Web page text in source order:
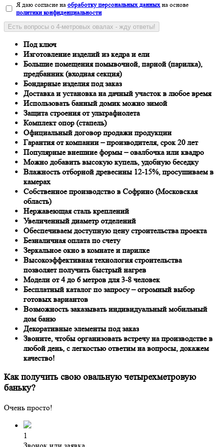
Я даю согласие на обработку персональных данных на основе
политики конфиденциальности
Есть вопросы о 4-метровых овалах - жду ответы!
Под ключ
Изготовление изделий из кедра и ели
Большие помещения помывочной, парной (парилка),
предбанник (входная секция)
Бондарные изделия под заказ
Доставка и установка на дачный участок в любое время
Использовать банный домик можно зимой
Защита строения от ультрафиолета
Комплект опор (стапель)
Официальный договор продажи продукции
Гарантия от компании – производителя, срок 20 лет
Популярные внешние формы – овалбочка или квадро
Можно добавить высокую купель, удобную беседку
Влажность отборной древесины 12-15%, просушиваем в
камерах
Собственное производство в Софрино (Московская
область)
Нержавеющая сталь креплений
Увеличенный диаметр отделений
Обеспечиваем доступную цену строительства проекта
Безналичная оплата по счету
Зеркальное окно в комнате и парилке
Высокоэффективная технология строительства
позволяет получить быстрый нагрев
Модели от 4 до 6 метров для 3-8 человек
Бесплатный каталог по запросу – огромный выбор
готовых вариантов
Возможность заказывать индивидуальный мобильный
дом баню
Декоративные элементы под заказ
Звоните, чтобы организовать встречу на производстве в
любой день, с легкостью ответим на вопросы, докажем
качество!
Как получить свою овальную четырехметровую
баньку?
Очень просто!
1